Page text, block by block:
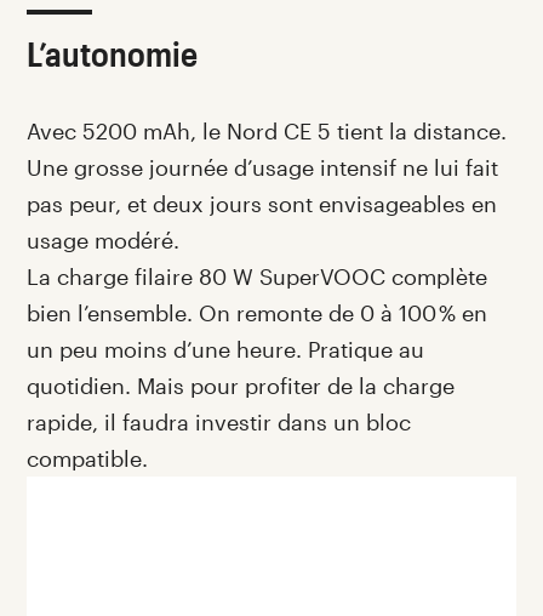
L’autonomie
Avec 5200 mAh, le Nord CE 5 tient la distance.
Une grosse journée d’usage intensif ne lui fait
pas peur, et deux jours sont envisageables en
usage modéré.
La charge filaire 80 W SuperVOOC complète
bien l’ensemble. On remonte de 0 à 100 % en
un peu moins d’une heure. Pratique au
quotidien. Mais pour profiter de la charge
rapide, il faudra investir dans un bloc
compatible.